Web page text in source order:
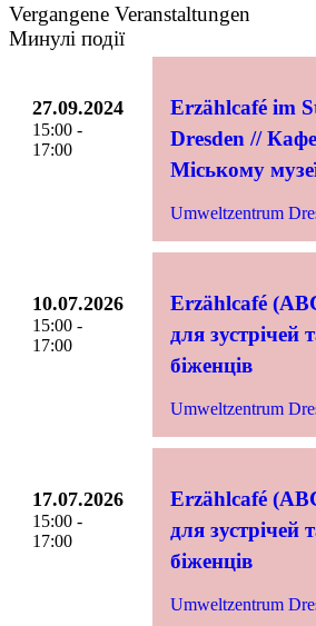
Vergangene Veranstaltungen
Минулі події
27.09.2024
15:00 -
17:00
Erzählcafé im
Dresden //
Міському
Umweltzentrum
10.07.2026
15:00 -
17:00
Erzählcafé
для зустрічей
біженців
Umweltzentrum
17.07.2026
15:00 -
17:00
Erzählcafé
для зустрічей
біженців
Umweltzentrum